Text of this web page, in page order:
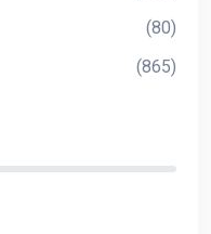
(80)
(865)